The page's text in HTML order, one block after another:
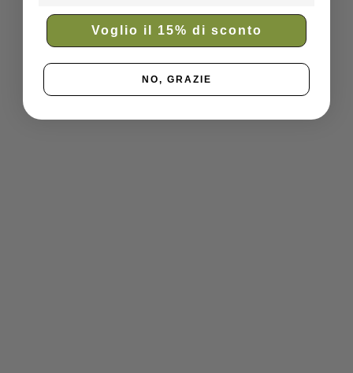
Voglio il 15% di sconto
NO, GRAZIE